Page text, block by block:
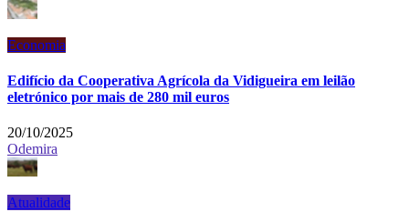
Economia
Edifício da Cooperativa Agrícola da Vidigueira em leilão
eletrónico por mais de 280 mil euros
20/10/2025
Odemira
Atualidade